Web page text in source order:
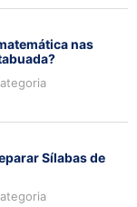
nas
Sílabas de